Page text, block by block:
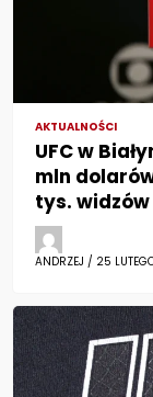
AKTUALNOŚCI
UFC w
mln
tys. widzów
ANDRZEJ / 25